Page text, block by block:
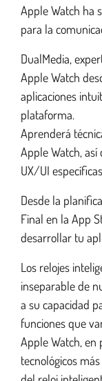
Desarrollo de
Desarrollo de
Portar
Desarrollo de
Desarrollo
Publicación
Desarrollo
Apple Watch ha
para la
DualMedia,
Apple Watch
aplicaciones
plataforma.
Aprenderá
Apple Watch, así
UX/UI
Desde la
Final en la App
desarrollar tu
Los relojes
inseparable de
a su capacidad
funciones que
Apple Watch, en
tecnológicos